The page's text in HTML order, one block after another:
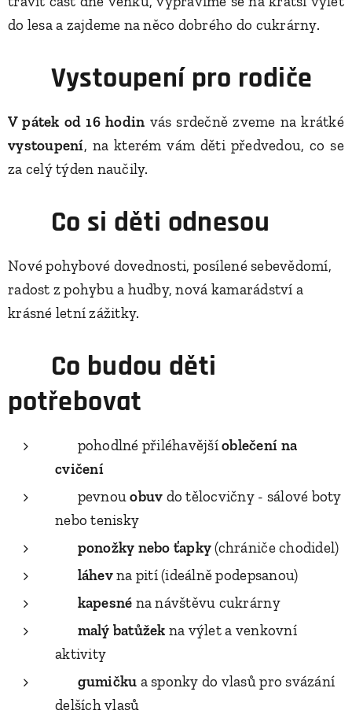
do lesa a zajdeme na něco dobrého do cukrárny. 🍭
Vystoupení pro rodiče
V pátek od 16 hodin vás srdečně zveme na krátké
vystoupení, na kterém vám děti předvedou, co se
za celý týden naučily.
Co si děti odnesou
Nové pohybové dovednosti, posílené sebevědomí,
radost z pohybu a hudby, nová kamarádství a
krásné letní zážitky.
Co budou děti
potřebovat
👕 pohodlné přiléhavějšíoblečení na
cvičení
👟 pevnouobuv do tělocvičny - sálové boty
nebo tenisky
ponožky nebo ťapky(chrániče chodidel)
láhevna pití (ideálně podepsanou)
kapesné na návštěvu cukrárny
malý batůžek na výlet a venkovní
aktivity
gumičku a sponky do vlasů pro svázání
delších vlasů